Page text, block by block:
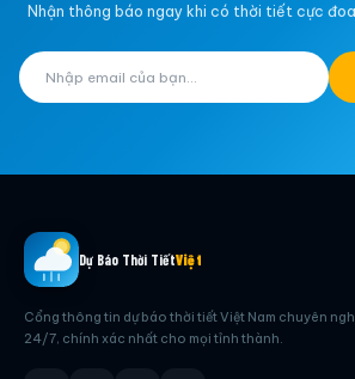
Nhận thông báo ngay khi có thời tiết cực
Dự Báo Thời TiếtViệt
Cổng thông tin dự báo thời tiết Việt Nam chuyên
24/7, chính xác nhất cho mọi tỉnh thành.